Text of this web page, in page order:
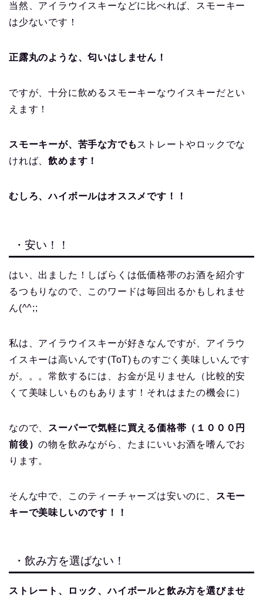
当然、アイラウイスキーなどに比べれば、スモーキー
は少ないです！
正露丸のような、匂いはしません！
ですが、十分に飲めるスモーキーなウイスキーだとい
えます！
スモーキーが、苦手な方でも ストレートやロックでな
ければ、飲めます！
むしろ、ハイボールはオススメです！！
・安い！！
はい、出ました！しばらくは低価格帯のお酒を紹介す
るつもりなので、このワードは毎回出るかもしれませ
ん(^^;;
私は、アイラウイスキーが好きなんですが、アイラウ
イスキーは高いんです(ToT)ものすごく美味しいんです
が。。。常飲するには、お金が足りません（比較的安
くて美味しいものもあります！それはまたの機会に）
なので、
スーパーで気軽に買える価格帯（１０００円
前後）の物を飲みながら、たまにいいお酒を嗜んでお
ります。
そんな中で、このティーチャーズは安いのに、
スモー
キーで美味しいのです！！
・飲み方を選ばない！
ストレート、ロック、ハイボールと飲み方を選びませ